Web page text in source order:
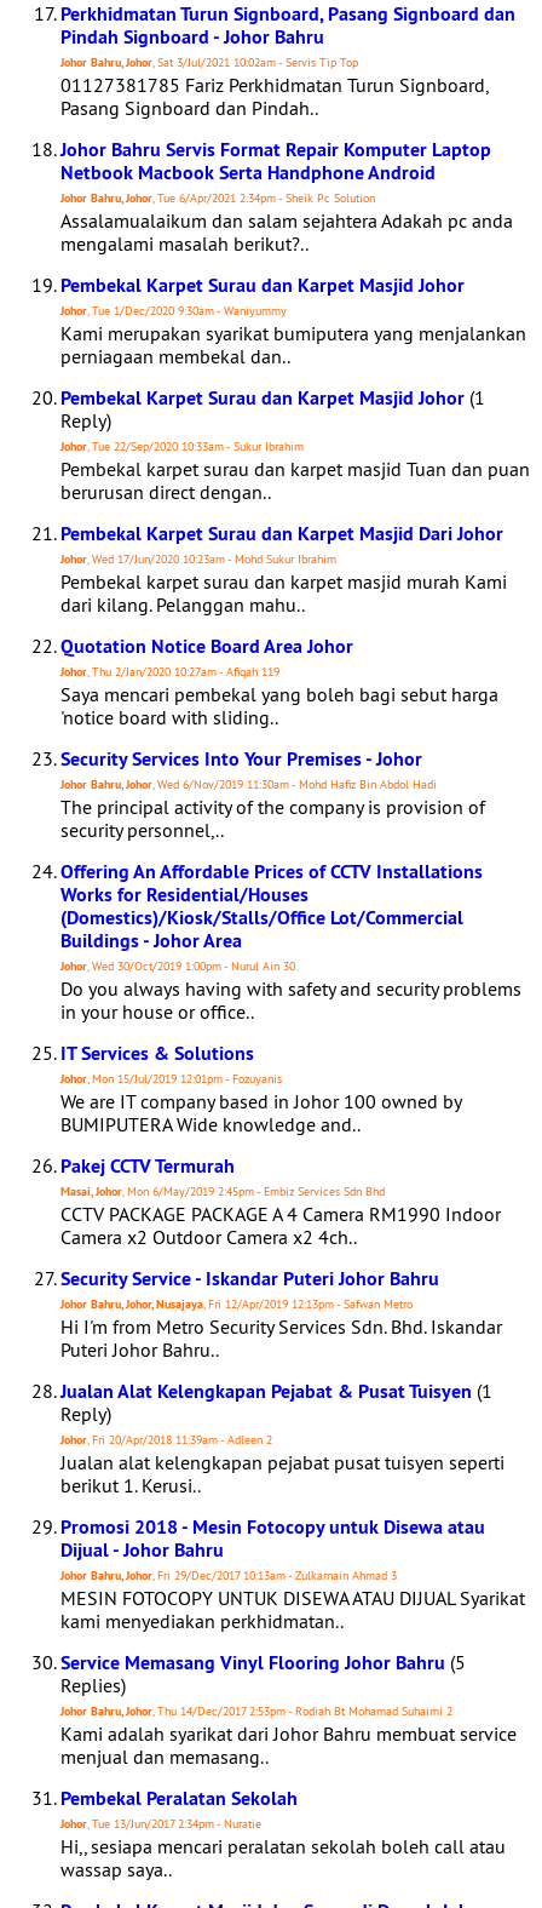
Perkhidmatan Turun Signboard, Pasang Signboard dan
Pindah Signboard - Johor Bahru
Johor Bahru, Johor, Sat 3/Jul/2021 10:02am - Servis Tip Top
01127381785 Fariz Perkhidmatan Turun Signboard,
Pasang Signboard dan Pindah..
Johor Bahru Servis Format Repair Komputer Laptop
Netbook Macbook Serta Handphone Android
Johor Bahru, Johor, Tue 6/Apr/2021 2:34pm - Sheik Pc Solution
Assalamualaikum dan salam sejahtera Adakah pc anda
mengalami masalah berikut?..
Pembekal Karpet Surau dan Karpet Masjid Johor
Johor, Tue 1/Dec/2020 9:30am - Waniyummy
Kami merupakan syarikat bumiputera yang menjalankan
perniagaan membekal dan..
Pembekal Karpet Surau dan Karpet Masjid Johor (1
Reply)
Johor, Tue 22/Sep/2020 10:33am - Sukur Ibrahim
Pembekal karpet surau dan karpet masjid Tuan dan puan
berurusan direct dengan..
Pembekal Karpet Surau dan Karpet Masjid Dari Johor
Johor, Wed 17/Jun/2020 10:23am - Mohd Sukur Ibrahim
Pembekal karpet surau dan karpet masjid murah Kami
dari kilang. Pelanggan mahu..
Quotation Notice Board Area Johor
Johor, Thu 2/Jan/2020 10:27am - Afiqah 119
Saya mencari pembekal yang boleh bagi sebut harga
'notice board with sliding..
Security Services Into Your Premises - Johor
Johor Bahru, Johor, Wed 6/Nov/2019 11:30am - Mohd Hafiz Bin Abdol Hadi
The principal activity of the company is provision of
security personnel,..
Offering An Affordable Prices of CCTV Installations
Works for Residential/Houses
(Domestics)/Kiosk/Stalls/Office Lot/Commercial
Buildings - Johor Area
Johor, Wed 30/Oct/2019 1:00pm - Nurul Ain 30
Do you always having with safety and security problems
in your house or office..
IT Services & Solutions
Johor, Mon 15/Jul/2019 12:01pm - Fozuyanis
We are IT company based in Johor 100 owned by
BUMIPUTERA Wide knowledge and..
Pakej CCTV Termurah
Masai, Johor, Mon 6/May/2019 2:45pm - Embiz Services Sdn Bhd
CCTV PACKAGE PACKAGE A 4 Camera RM1990 Indoor
Camera x2 Outdoor Camera x2 4ch..
Security Service - Iskandar Puteri Johor Bahru
Johor Bahru, Johor, Nusajaya, Fri 12/Apr/2019 12:13pm - Safwan Metro
Hi I'm from Metro Security Services Sdn. Bhd. Iskandar
Puteri Johor Bahru..
Jualan Alat Kelengkapan Pejabat & Pusat Tuisyen (1
Reply)
Johor, Fri 20/Apr/2018 11:39am - Adleen 2
Jualan alat kelengkapan pejabat pusat tuisyen seperti
berikut 1. Kerusi..
Promosi 2018 - Mesin Fotocopy untuk Disewa atau
Dijual - Johor Bahru
Johor Bahru, Johor, Fri 29/Dec/2017 10:13am - Zulkarnain Ahmad 3
MESIN FOTOCOPY UNTUK DISEWA ATAU DIJUAL Syarikat
kami menyediakan perkhidmatan..
Service Memasang Vinyl Flooring Johor Bahru (5
Replies)
Johor Bahru, Johor, Thu 14/Dec/2017 2:53pm - Rodiah Bt Mohamad Suhaimi 2
Kami adalah syarikat dari Johor Bahru membuat service
menjual dan memasang..
Pembekal Peralatan Sekolah
Johor, Tue 13/Jun/2017 2:34pm - Nuratie
Hi,, sesiapa mencari peralatan sekolah boleh call atau
wassap saya..